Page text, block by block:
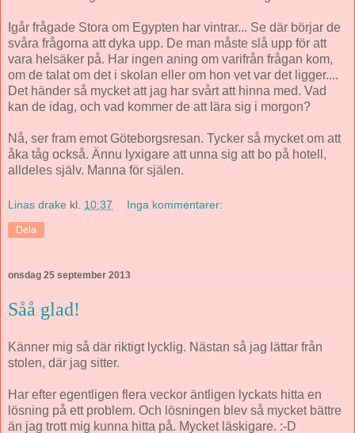
Igår frågade Stora om Egypten har vintrar... Se där börjar de
svåra frågorna att dyka upp. De man måste slå upp för att
vara helsäker på. Har ingen aning om varifrån frågan kom,
om de talat om det i skolan eller om hon vet var det ligger....
Det händer så mycket att jag har svårt att hinna med. Vad
kan de idag, och vad kommer de att lära sig i morgon?
Nå, ser fram emot Göteborgsresan. Tycker så mycket om att
åka tåg också. Ännu lyxigare att unna sig att bo på hotell,
alldeles själv. Manna för själen.
Linas drake kl. 10:37 Inga kommentarer:
Dela
onsdag 25 september 2013
Såå glad!
Känner mig så där riktigt lycklig. Nästan så jag lättar från
stolen, där jag sitter.
Har efter egentligen flera veckor äntligen lyckats hitta en
lösning på ett problem. Och lösningen blev så mycket bättre
än jag trott mig kunna hitta på. Mycket läskigare. :-D